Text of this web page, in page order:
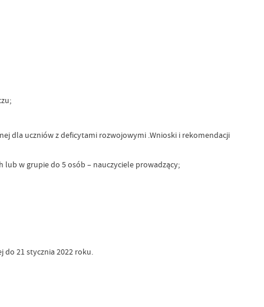
dla uczniów z deficytami rozwojowymi .Wnioski i rekomendacji
w grupie do 5 osób – nauczyciele prowadzący;
21 stycznia 2022 roku.